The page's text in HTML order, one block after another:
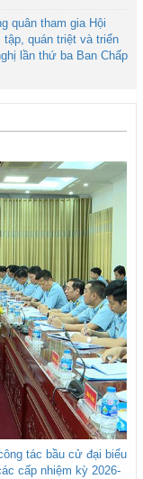
quân tham gia Hội
quán triệt và triển
lần thứ ba Ban Chấp
tác bầu cử đại biểu
cấp nhiệm kỳ 2026-